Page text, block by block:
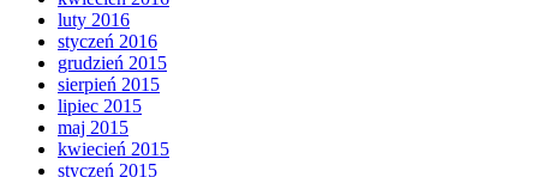
luty 2016
styczeń 2016
grudzień 2015
sierpień 2015
lipiec 2015
maj 2015
kwiecień 2015
styczeń 2015